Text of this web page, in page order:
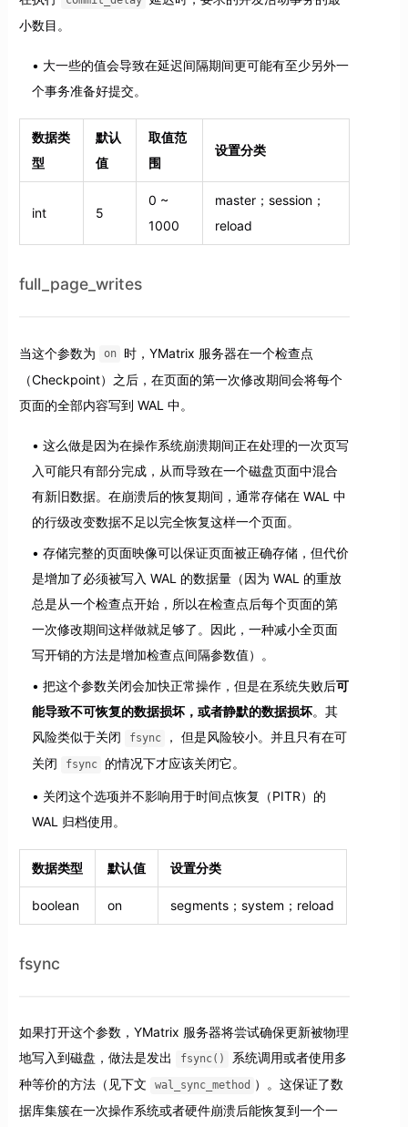
小数目。
大一些的值会导致在延迟间隔期间更可能有至少另外一
个事务准备好提交。
数据类
型
默认
值
取值范
围
设置分类
int 5
0 ~
1000
master；session；
reload
full_page_writes
当这个参数为 on
时，YMatrix 服务器在一个检查点
（Checkpoint）之后，在页面的第一次修改期间会将每个
页面的全部内容写到 WAL 中。
这么做是因为在操作系统崩溃期间正在处理的一次页写
入可能只有部分完成，从而导致在一个磁盘页面中混合
有新旧数据。在崩溃后的恢复期间，通常存储在 WAL 中
的行级改变数据不足以完全恢复这样一个页面。
存储完整的页面映像可以保证页面被正确存储，但代价
是增加了必须被写入 WAL 的数据量（因为 WAL 的重放
总是从一个检查点开始，所以在检查点后每个页面的第
一次修改期间这样做就足够了。因此，一种减小全页面
写开销的方法是增加检查点间隔参数值）。
把这个参数关闭会加快正常操作，但是在系统失败后可
能导致不可恢复的数据损坏，或者静默的数据损坏。其
风险类似于关闭
fsync
， 但是风险较小。并且只有在可
关闭
fsync 的情况下才应该关闭它。
关闭这个选项并不影响用于时间点恢复（PITR）的
WAL 归档使用。
数据类型 默认值 设置分类
boolean on segments；system；reload
fsync
如果打开这个参数，YMatrix 服务器将尝试确保更新被物理
地写入到磁盘，做法是发出
fsync()
系统调用或者使用多
种等价的方法（见下文
wal_sync_method ）。这保证了数
据库集簇在一次操作系统或者硬件崩溃后能恢复到一个一